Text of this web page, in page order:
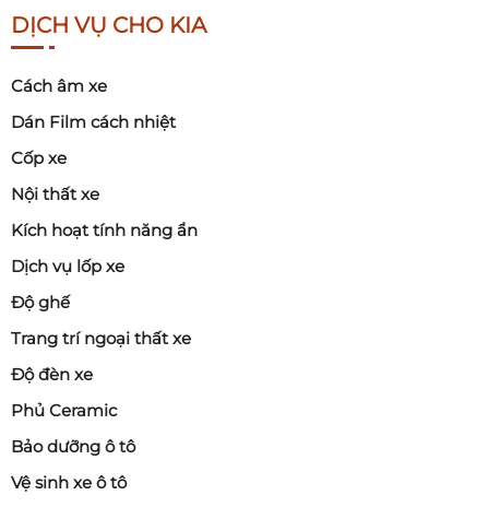
DỊCH VỤ CHO KIA
Cách âm xe
Dán Film cách nhiệt
Cốp xe
Nội thất xe
Kích hoạt tính năng ẩn
Dịch vụ lốp xe
Độ ghế
Trang trí ngoại thất xe
Độ đèn xe
Phủ Ceramic
Bảo dưỡng ô tô
Vệ sinh xe ô tô